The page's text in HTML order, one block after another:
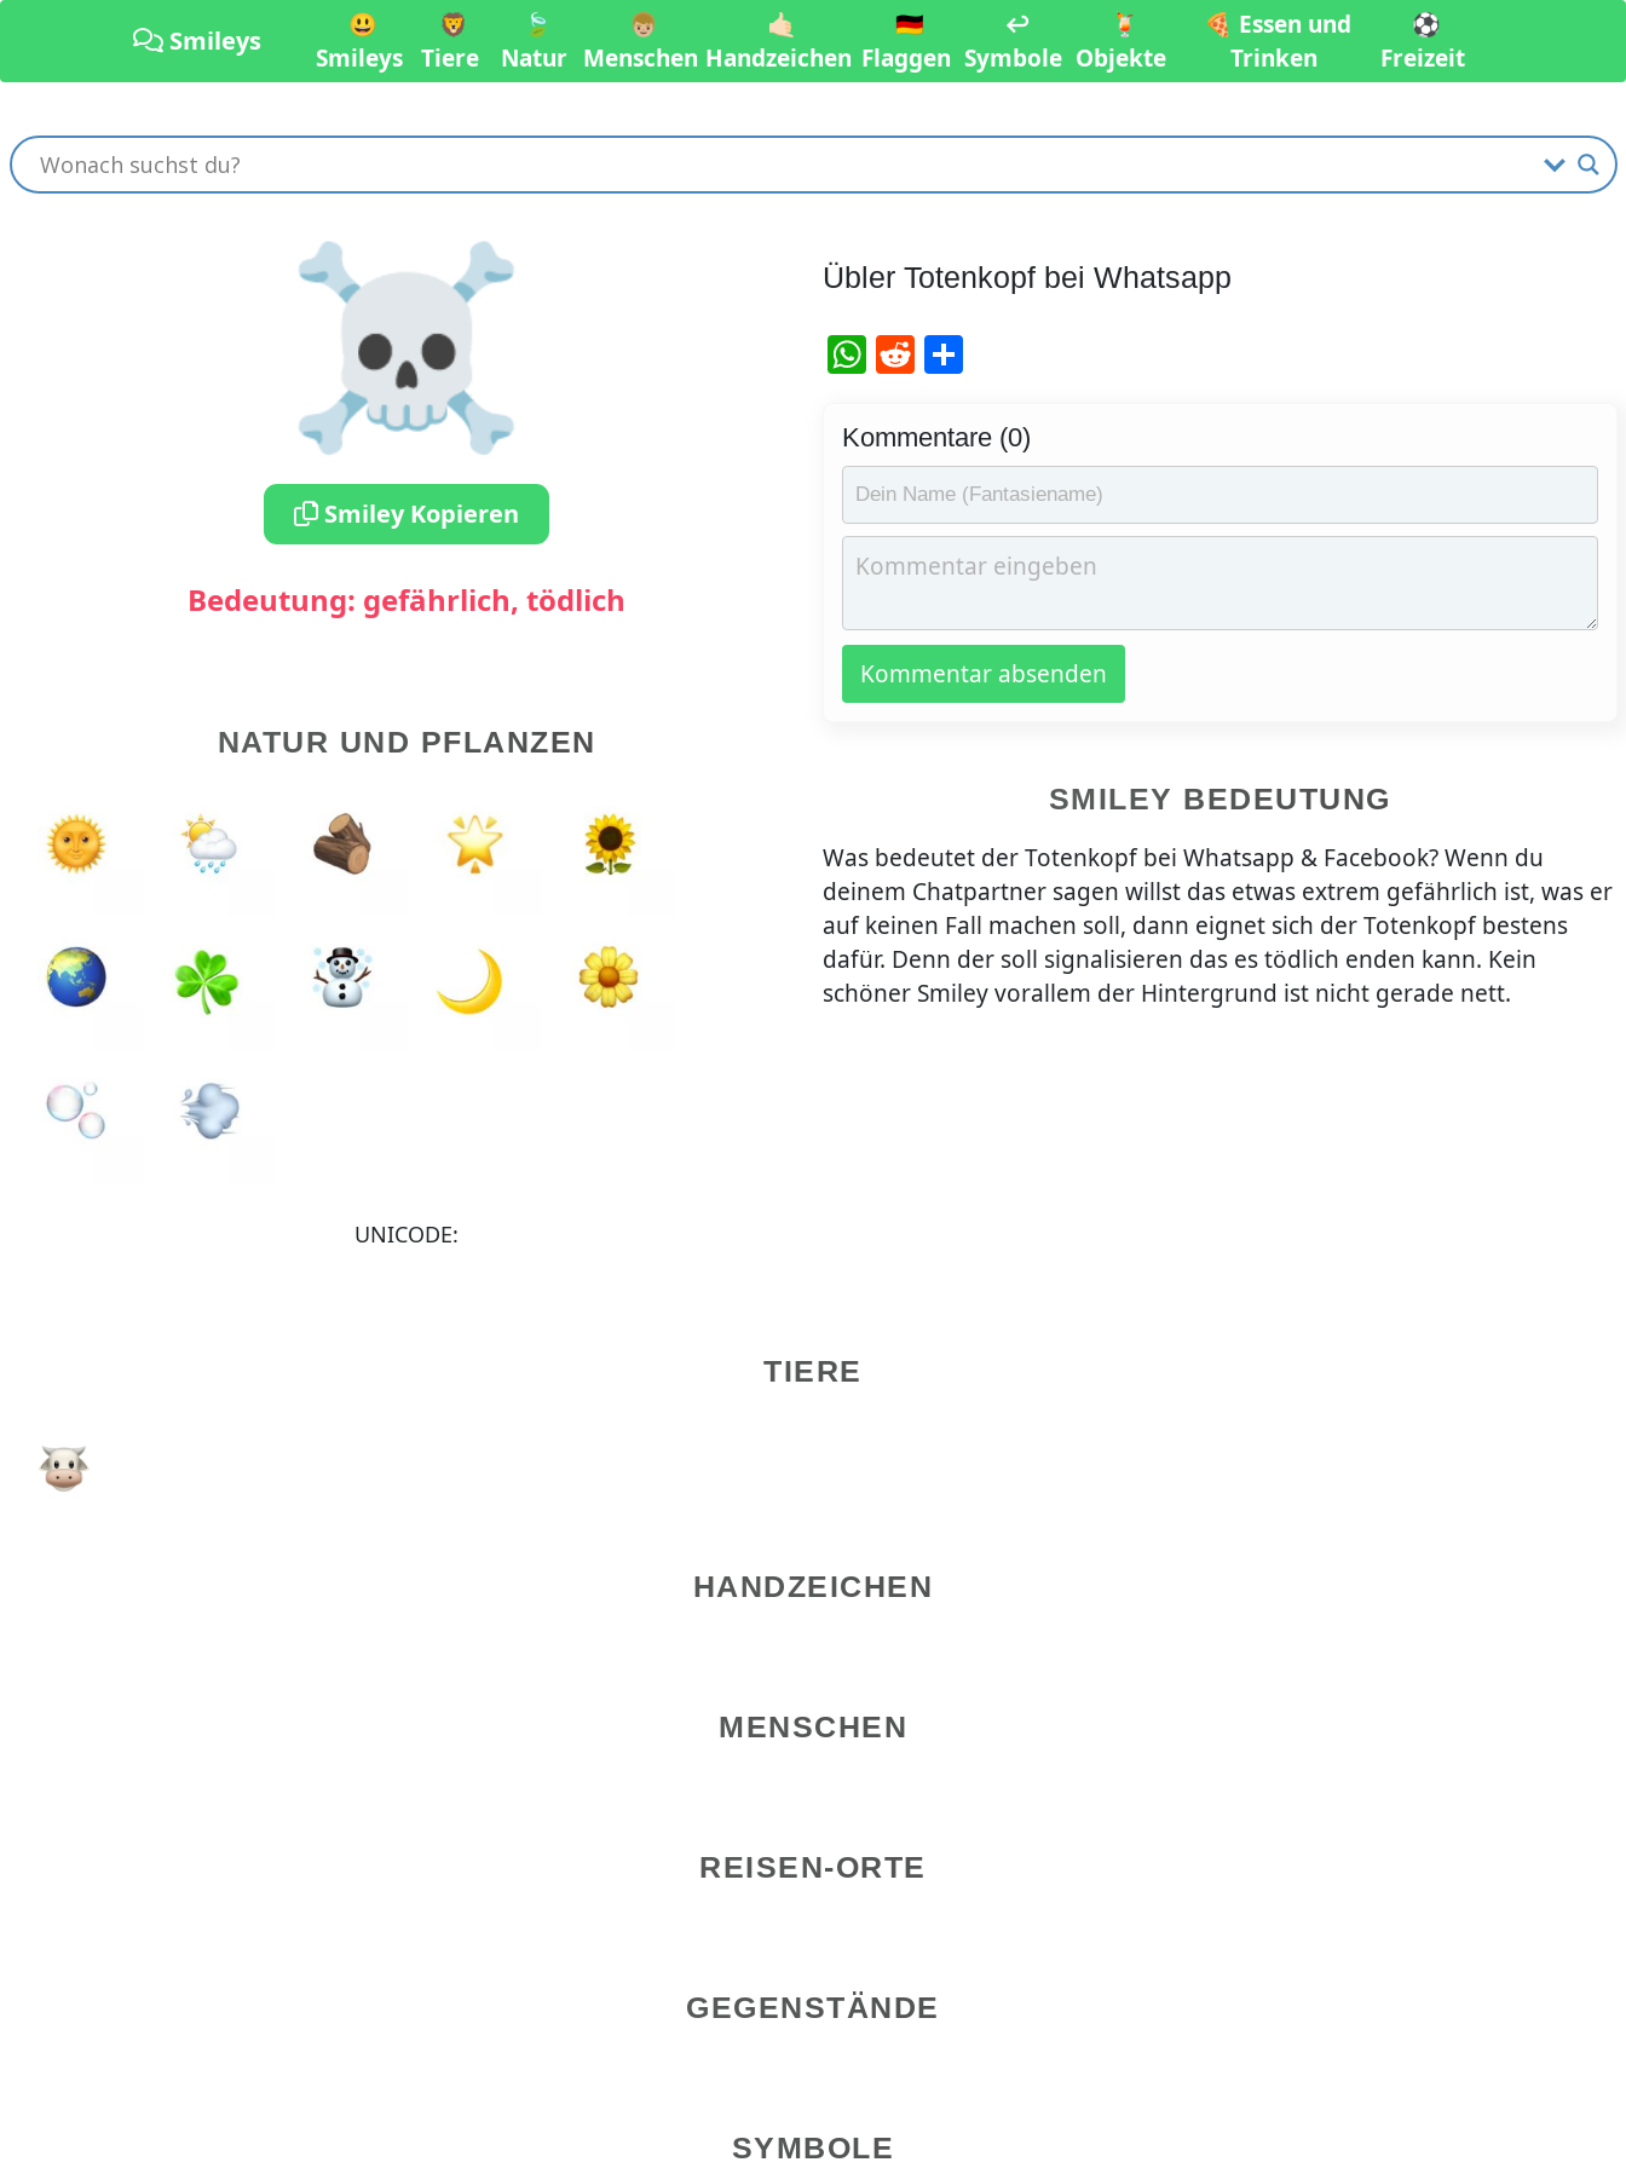
Smileys
😃
Smileys
🦁
Tiere
🍃
Natur
👦🏼
Menschen
🤙🏻
Handzeichen
🇩🇪
Flaggen
↩️
Symbole
🍹
Objekte
🍕 Essen und
Trinken
⚽️
Freizeit
☠️
Smiley Kopieren
Bedeutung: gefährlich, tödlich
NATUR UND PFLANZEN
UNICODE:
Übler Totenkopf bei Whatsapp
WhatsApp
Reddit
Teilen
Kommentare (0)
Kommentar absenden
SMILEY BEDEUTUNG
Was bedeutet der Totenkopf bei Whatsapp & Facebook? Wenn du
deinem Chatpartner sagen willst das etwas extrem gefährlich ist, was er
auf keinen Fall machen soll, dann eignet sich der Totenkopf bestens
dafür. Denn der soll signalisieren das es tödlich enden kann. Kein
schöner Smiley vorallem der Hintergrund ist nicht gerade nett.
TIERE
HANDZEICHEN
MENSCHEN
REISEN-ORTE
GEGENSTÄNDE
SYMBOLE